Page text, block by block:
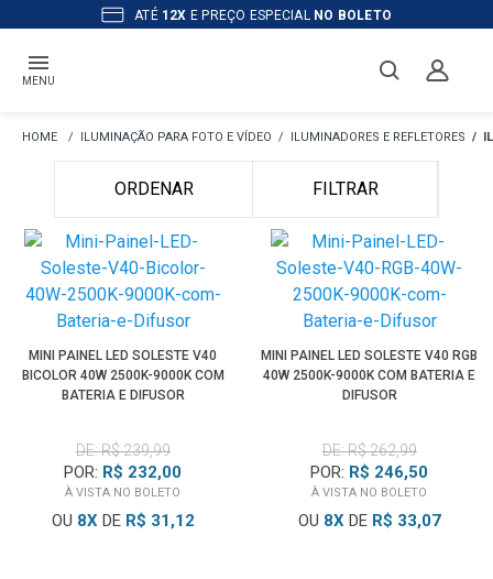
ATÉ 12X E PREÇO ESPECIAL NO BOLETO
MENU
ILUMINAÇÃO PARA FOTO E VÍDEO ILUMINADORES E REFLETORES
ORDENAR FILTRAR
MINI PAINEL LED SOLESTE V40
BICOLOR 40W 2500K-9000K COM
BATERIA E DIFUSOR
DE: R$ 239,99
POR: R$ 232,00
À VISTA NO BOLETO
OU 8XDE R$ 31,12
MINI PAINEL LED SOLESTE V40 RGB
40W 2500K-9000K COM BATERIA E
DIFUSOR
DE: R$ 262,99
POR: R$ 246,50
À VISTA NO BOLETO
OU 8XDE R$ 33,07